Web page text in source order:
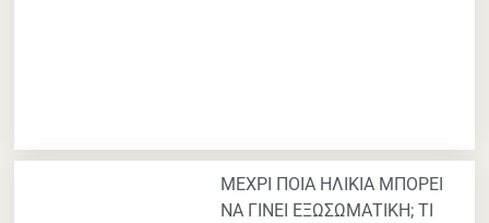
ΜΕΧΡΙ ΠΟΙΑ ΗΛΙΚΙΑ ΜΠΟΡΕΙ
ΝΑ ΓΙΝΕΙ ΕΞΩΣΩΜΑΤΙΚΗ; ΤΙ